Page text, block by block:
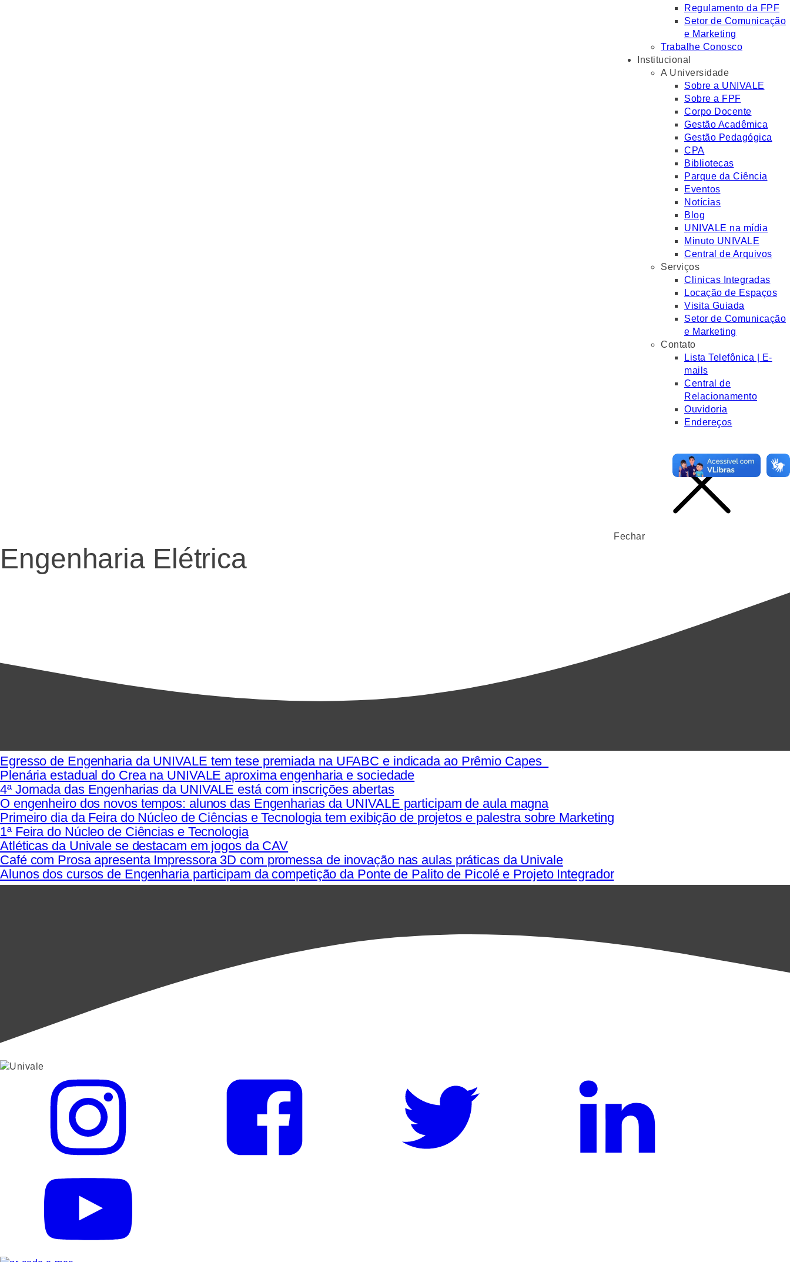
Regulamento da FPF
Setor de Comunicação
e Marketing
Trabalhe Conosco
Institucional
A Universidade
Sobre a UNIVALE
Sobre a FPF
Corpo Docente
Gestão Acadêmica
Gestão Pedagógica
CPA
Bibliotecas
Parque da Ciência
Eventos
Notícias
Blog
UNIVALE na mídia
Minuto UNIVALE
Central de Arquivos
Serviços
Clinicas Integradas
Locação de Espaços
Visita Guiada
Setor de Comunicação
e Marketing
Contato
Lista Telefônica | E-
mails
Central de
Relacionamento
Ouvidoria
Endereços
Fechar
Engenharia Elétrica
Egresso de Engenharia da UNIVALE tem tese premiada na UFABC e indicada ao Prêmio Capes
Plenária estadual do Crea na UNIVALE aproxima engenharia e sociedade
4ª Jornada das Engenharias da UNIVALE está com inscrições abertas
O engenheiro dos novos tempos: alunos das Engenharias da UNIVALE participam de aula magna
Primeiro dia da Feira do Núcleo de Ciências e Tecnologia tem exibição de projetos e palestra sobre Marketing
1ª Feira do Núcleo de Ciências e Tecnologia
Atléticas da Univale se destacam em jogos da CAV
Café com Prosa apresenta Impressora 3D com promessa de inovação nas aulas práticas da Univale
Alunos dos cursos de Engenharia participam da competição da Ponte de Palito de Picolé e Projeto Integrador